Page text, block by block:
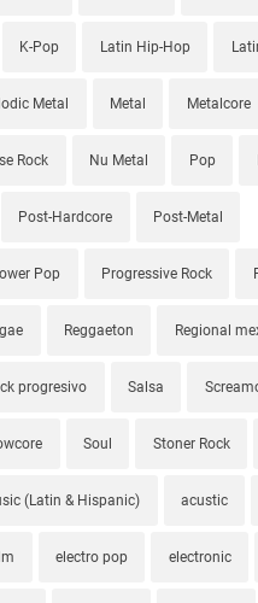
K-Pop Latin Hip-Hop
Metal Metal Metalcore
Rock Nu Metal Pop
Post-Hardcore Post-Metal
Pop Progressive Rock
Reggaeton Regional
progresivo Salsa
Soul Stoner Rock
(Latin & Hispanic) acustic
electro pop electronic